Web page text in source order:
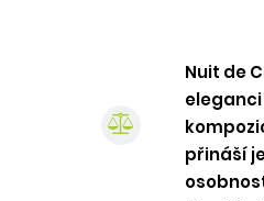
Nuit de
přináší